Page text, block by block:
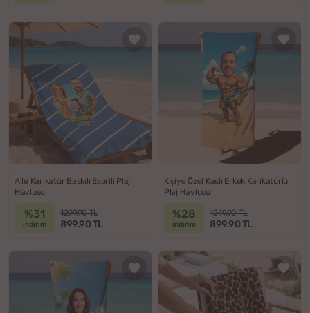
Aile Karikatür Baskılı Esprili Plaj
Havlusu
%31
indirim
1299.90 TL
899.90 TL
Kişiye Özel Kaslı Erkek Karikatürlü
Plaj Havlusu
%28
indirim
1249.90 TL
899.90 TL